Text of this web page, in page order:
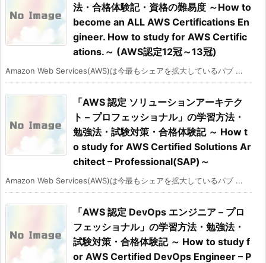
法・合格体験記・資格の難易度 ～How to
become an ALL AWS Certifications En
gineer. How to study for AWS Certific
ations.～ (AWS認定12冠～13冠)
Amazon Web Services(AWS)は今最もシェアを拡大しているパブ ...
「AWS 認定 ソリューションアーキテク
ト – プロフェッショナル」の学習方法・
勉強法・試験対策・合格体験記 ～ How t
o study for AWS Certified Solutions Ar
chitect – Professional(SAP)～
Amazon Web Services(AWS)は今最もシェアを拡大しているパブ ...
「AWS 認定 DevOps エンジニア – プロ
フェッショナル」の学習方法・勉強法・
試験対策・合格体験記 ～ How to study f
or AWS Certified DevOps Engineer – P